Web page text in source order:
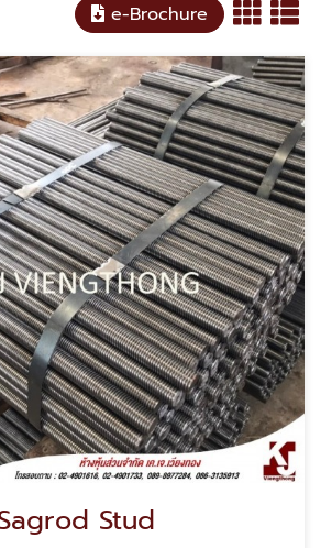
e-Brochure
Stud